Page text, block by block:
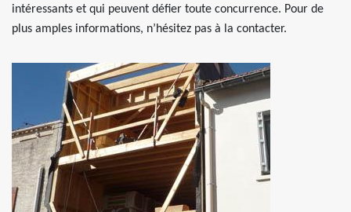
intéressants et qui peuvent défier toute concurrence. Pour de
plus amples informations, n’hésitez pas à la contacter.